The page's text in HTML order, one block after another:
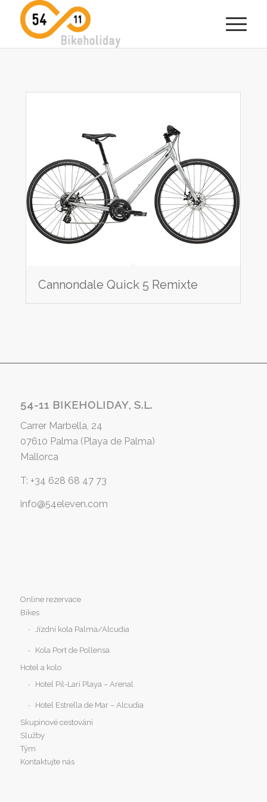
Cannondale Quick 5 Remixte
54-11 BIKEHOLIDAY, S.L.
Carrer Marbella, 24
07610 Palma (Playa de Palma)
Mallorca
T: +34 628 68 47 73
info@54eleven.com
Online rezervace
Bikes
Jízdní kola Palma/Alcudia
Kola Port de Pollensa
Hotel a kolo
Hotel Pil-Larí Playa – Arenal
Hotel Estrella de Mar – Alcudia
Skupinové cestování
Služby
Tým
Kontaktujte nás